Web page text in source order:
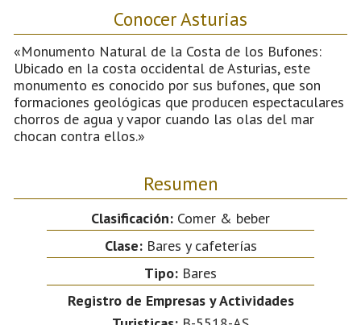
Conocer Asturias
«Monumento Natural de la Costa de los Bufones:
Ubicado en la costa occidental de Asturias, este
monumento es conocido por sus bufones, que son
formaciones geológicas que producen espectaculares
chorros de agua y vapor cuando las olas del mar
chocan contra ellos.»
Resumen
Clasificación: Comer & beber
Clase:Bares y cafeterías
Tipo: Bares
Registro de Empresas y Actividades